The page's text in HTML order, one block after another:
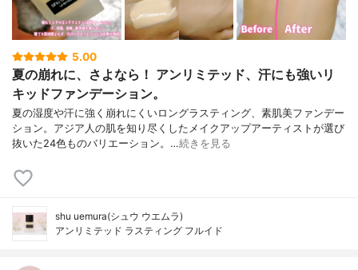
5.00
夏の崩れに、さよなら！ アンリミテッド、汗にも強いリ
キッドファンデーション。
夏の湿度や汗に強く崩れにくいロングラスティング、素肌美ファンデー
ション。アジア人の肌を知り尽くしたメイクアップアーティストが選び
抜いた24色ものバリエーション。…続きを見る
shu uemura(シュウ ウエムラ)
アンリミテッド ラスティング フルイド